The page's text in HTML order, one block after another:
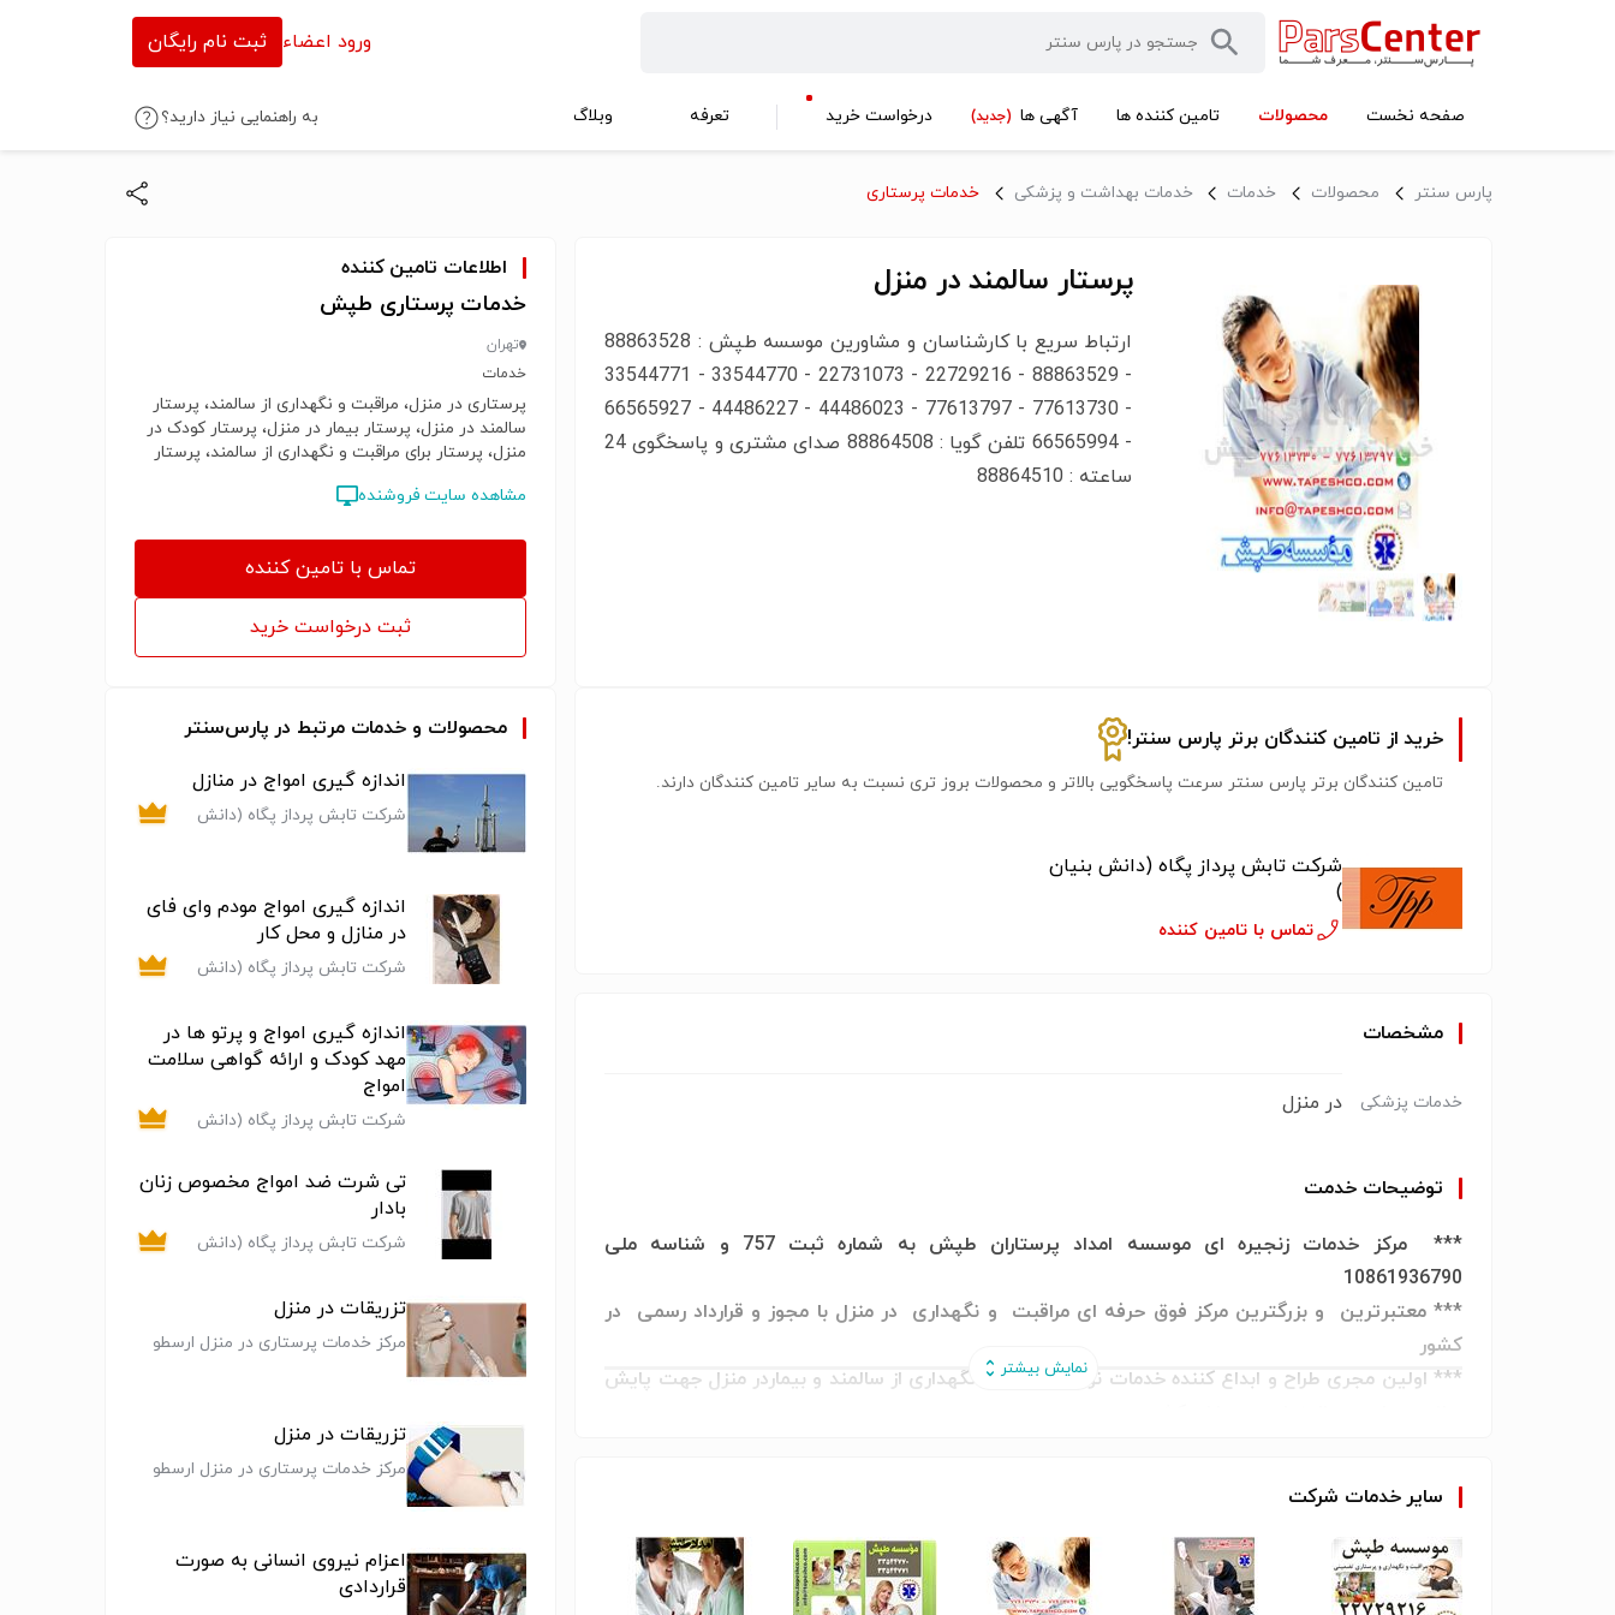
ورود اعضاء ثبت نام رایگان
صفحه نخست محصولات تامین کننده ها آگهی ها (جدید) درخواست خرید تعرفه وبلاگ به راهنمایی نیاز دارید؟
پارس سنتر محصولات خدمات خدمات بهداشت و پزشکی خدمات پرستاری
پرستار سالمند در منزل
ارتباط سریع با کارشناسان و مشاورین موسسه طپش : 88863528
- 88863529 - 22729216 - 22731073 - 33544770 - 33544771
- 77613730 - 77613797 - 44486023 - 44486227 - 66565927
- 66565994 تلفن گویا : 88864508 صدای مشتری و پاسخگوی 24
ساعته : 88864510
اطلاعات تامین کننده
خدمات پرستاری طپش
تهران
خدمات
پرستاری در منزل، مراقبت و نگهداری از سالمند، پرستار
سالمند در منزل، پرستار بیمار در منزل، پرستار کودک در
منزل، پرستار برای مراقبت و نگهداری از سالمند، پرستار
استخدام پرستار کودک در منزل، استخدام پرستار سالمند
بیمار، پرستار سالمند در منزل، پرستار بیمار در منزل،
پرستار کودک در منزل
مشاهده سایت فروشنده
تماس با تامین کننده
ثبت درخواست خرید
خرید از تامین کنندگان برتر پارس سنتر!
تامین کنندگان برتر پارس سنتر سرعت پاسخگویی بالاتر و محصولات بروز تری نسبت به سایر تامین کنندگان دارند.
شرکت تابش پرداز پگاه (دانش بنیان
)
تماس با تامین کننده
مشخصات
خدمات پزشکی در منزل
توضیحات خدمت
*** مرکز خدمات زنجیره ای موسسه امداد پرستاران طپش به شماره ثبت 757 و شناسه ملی
10861936790
*** معتبرترین
و بزرگترین مرکز فوق حرفه ای مراقبت و نگهداری در منزل با مجوز و قرارداد رسمی
در
کشور
*** اولین مجری طراح و ابداع کننده خدمات نوین مراقبت و نگهداری از سالمند و بیماردر منزل جهت پایش
خصوصی و ویژه
*** عضو رسمی کانون مراکز همیاری و توانبخشی
*** دارنده تندیس کارآفرین برتر سالهای 1387 - 1386 - 1385 و دریافت ده ها لوح تقدیر از
مشتریان ارزشمند خود
سایرخدمات شرکت
محصولات و خدمات مرتبط در پارس‌سنتر
اندازه گیری امواج در منازل
شرکت تابش پرداز پگاه (دانش
اندازه گیری امواج مودم وای فای
در منازل و محل کار
شرکت تابش پرداز پگاه (دانش
اندازه گیری امواج و پرتو ها در
مهد کودک و ارائه گواهی سلامت
امواج
شرکت تابش پرداز پگاه (دانش
تی شرت ضد امواج مخصوص زنان
بادار
شرکت تابش پرداز پگاه (دانش
تزریقات در منزل
مرکز خدمات پرستاری در منزل ارسطو
تزریقات در منزل
مرکز خدمات پرستاری در منزل ارسطو
اعزام نیروی انسانی به صورت
قراردادی